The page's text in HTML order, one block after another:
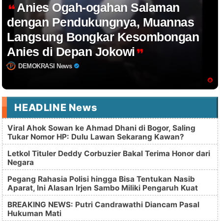
Anies Ogah-ogahan Salaman
dengan Pendukungnya, Muannas
Langsung Bongkar Kesombongan
Anies di Depan Jokowi
DEMOKRASI News
HEADLINE News
Viral Ahok Sowan ke Ahmad Dhani di Bogor, Saling
Tukar Nomor HP: Dulu Lawan Sekarang Kawan?
Letkol Tituler Deddy Corbuzier Bakal Terima Honor dari
Negara
Pegang Rahasia Polisi hingga Bisa Tentukan Nasib
Aparat, Ini Alasan Irjen Sambo Miliki Pengaruh Kuat
BREAKING NEWS: Putri Candrawathi Diancam Pasal
Hukuman Mati